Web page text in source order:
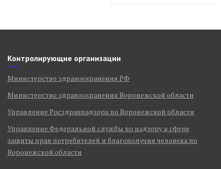
Контролирующие организации
Министерство здравоохранения РФ
Министерство здравоохранения Воронежской области
Управление Росздравнадзора по Воронежской области
Управление Федеральной службы по надзору в сфере
защиты прав потребителей и благополучия человека по
Воронежской области